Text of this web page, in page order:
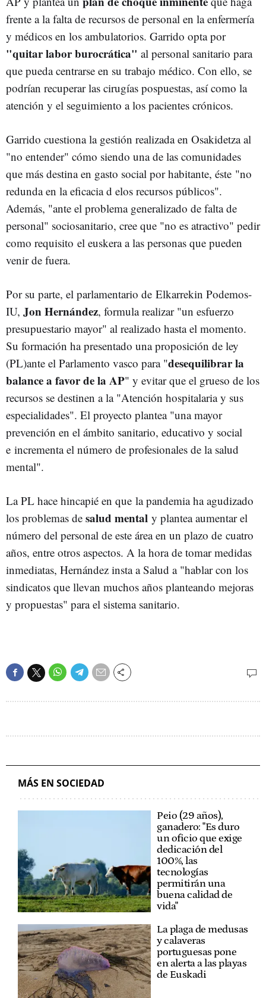
frente a la falta de recursos de personal en la enfermería
y médicos en los ambulatorios. Garrido opta por
"quitar labor burocrática" al personal sanitario para
que pueda centrarse en su trabajo médico. Con ello, se
podrían recuperar las cirugías pospuestas, así como la
atención y el seguimiento a los pacientes crónicos.
Garrido cuestiona la gestión realizada en Osakidetza al
"no entender" cómo siendo una de las comunidades
que más destina en gasto social por habitante, éste "no
redunda en la eficacia d elos recursos públicos".
Además, "ante el problema generalizado de falta de
personal" sociosanitario, cree que "no es atractivo" pedir
como requisito el euskera a las personas que pueden
venir de fuera.
Por su parte, el parlamentario de Elkarrekin Podemos-
IU, Jon Hernández, formula realizar "un esfuerzo
presupuestario mayor" al realizado hasta el momento.
Su formación ha presentado una proposición de ley
(PL)ante el Parlamento vasco para "desequilibrar la
balance a favor de la AP" y evitar que el grueso de los
recursos se destinen a la "Atención hospitalaria y sus
especialidades". El proyecto plantea "una mayor
prevención en el ámbito sanitario, educativo y social
e incrementa el número de profesionales de la salud
mental".
La PL hace hincapié en que la pandemia ha agudizado
los problemas de salud mental y plantea aumentar el
número del personal de este área en un plazo de cuatro
años, entre otros aspectos. A la hora de tomar medidas
inmediatas, Hernández insta a Salud a "hablar con los
sindicatos que llevan muchos años planteando mejoras
y propuestas" para el sistema sanitario.
MÁS EN SOCIEDAD
Peio (29 años),
ganadero: "Es duro
un oficio que exige
dedicación del
100%, las
tecnologías
permitirán una
buena calidad de
vida"
La plaga de medusas
y calaveras
portuguesas pone
en alerta a las playas
de Euskadi